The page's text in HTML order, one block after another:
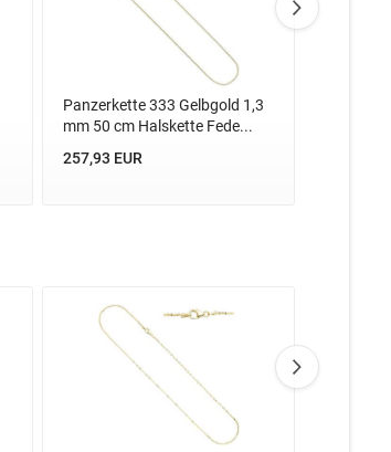
Panzerkette 333 Gelbgold 1,3
mm 50 cm Halskette Fede...
257,93 EUR